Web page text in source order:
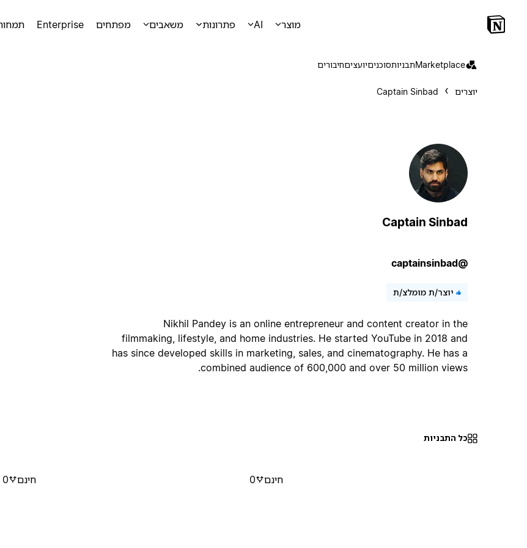
מוצר AI פתרונות משאבים מפתחים Enterprise
Marketplaceתבניותסוכניםיועציםחיבורים
יוצרים Captain Sinbad
Captain Sinbad
@captainsinbad
יוצר/ת מומלצ/ת
Nikhil Pandey is an online entrepreneur and content creator in the
filmmaking, lifestyle, and home industries. He started YouTube in 2018 and
has since developed skills in marketing, sales, and cinematography. He has a
combined audience of 600,000 and over 50 million views.
כל התבניות
חינם 0 חינם 0